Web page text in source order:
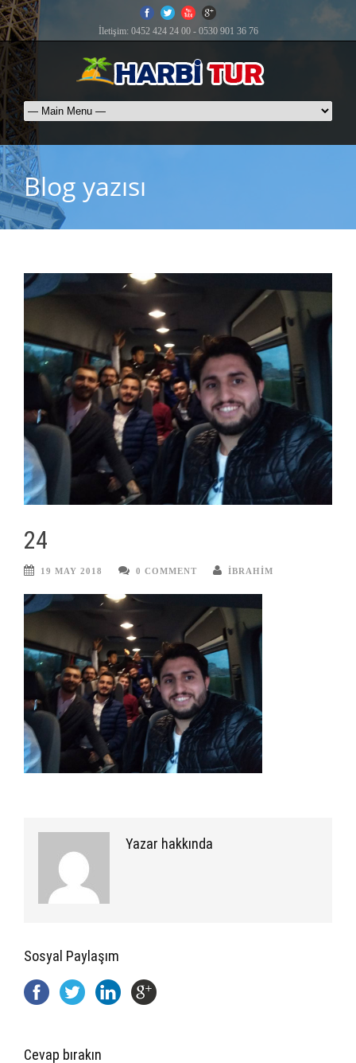
İletişim: 0452 424 24 00 - 0530 901 36 76
Blog yazısı
24
19 MAY 2018 0 COMMENT IBRAHIM
Yazar hakkında
Sosyal Paylaşım
Cevap bırakın